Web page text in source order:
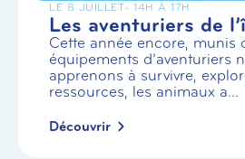
LE 8 JUILLET- 14H À 17H
Les aventuriers de
Cette année encore, munis
équipements d’aventuriers
apprenons à survivre,
ressources, les animaux a...
Découvrir